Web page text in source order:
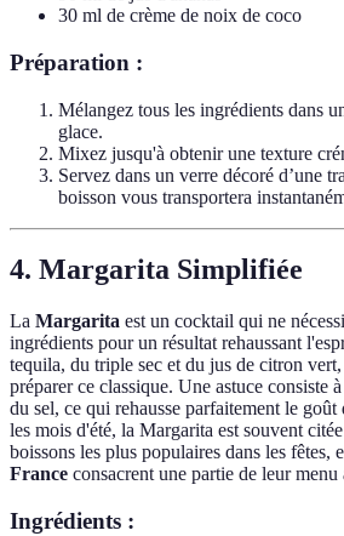
30 ml de crème de noix de coco
Préparation :
Mélangez tous les ingrédients dans
glace.
Mixez jusqu'à obtenir une texture
Servez dans un verre décoré d’une
boisson vous transportera
4. Margarita Simplifiée
La Margarita est un cocktail qui ne
ingrédients pour un résultat rehaussant
tequila, du triple sec et du jus de citron
préparer ce classique. Une astuce consiste
du sel, ce qui rehausse parfaitement le goût
les mois d'été, la Margarita est souvent
boissons les plus populaires dans les fêtes,
France consacrent une partie de leur
Ingrédients :